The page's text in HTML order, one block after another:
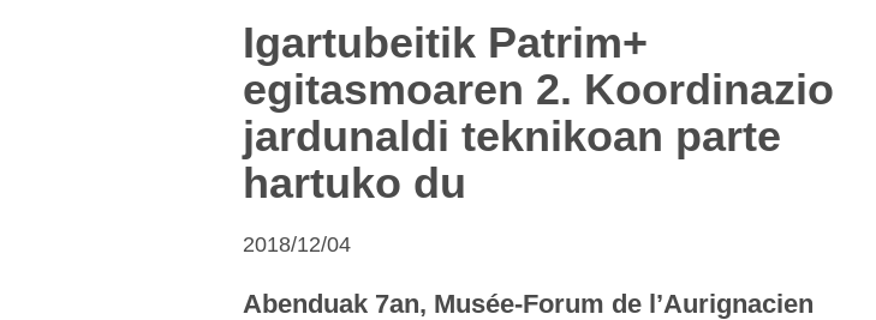
Igartubeitik Patrim+
egitasmoaren 2. Koordinazio
jardunaldi teknikoan parte
hartuko du
2018/12/04
Abenduak 7an, Musée-Forum de l’Aurignacien